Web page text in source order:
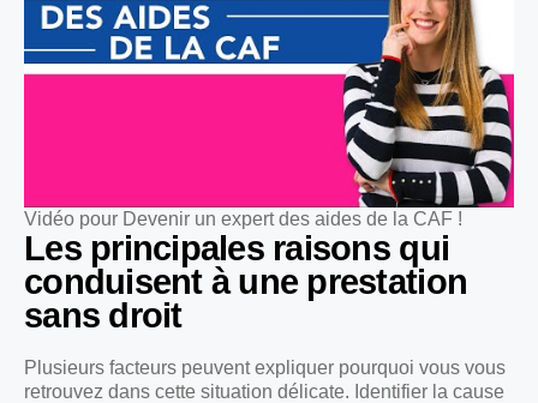
Vidéo pour Devenir un expert des aides de la CAF !
Les principales raisons qui
conduisent à une prestation
sans droit
Plusieurs facteurs peuvent expliquer pourquoi vous vous
retrouvez dans cette situation délicate. Identifier la cause